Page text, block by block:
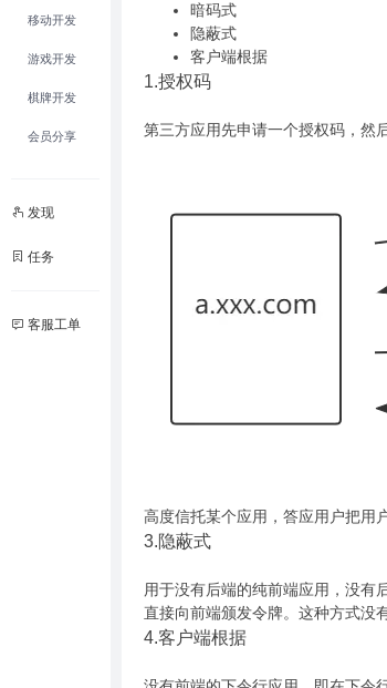
移动开发
游戏开发
棋牌开发
会员分享
发现
任务
客服工单
暗码式
隐蔽式
客户端根据
1.授权码
第三方应用先申请一个授权码，然
高度信托某个应用，答应用户把用
3.隐蔽式
用于没有后端的纯前端应用，没有后
直接向前端颁发令牌。这种方式没
4.客户端根据